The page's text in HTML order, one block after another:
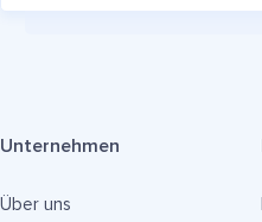
Unternehmen
Über uns